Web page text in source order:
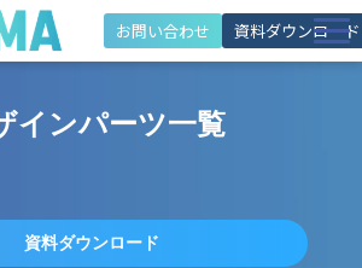
お問い合わせ 資料ダウンロード
機能
施策・活用シーン
インパーツ一覧
資料ダウンロード